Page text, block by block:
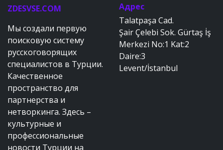
ZDESVSE.COM
Мы создали первую
поисковую систему
русскоговорящих
специалистов в Турции.
Качественное
пространство для
партнерства и
нетворкинга. Здесь –
культурные и
профессиональные
новости Турции на
Адрес
Talatpaşa Cad.
Şair Çelebi Sok. Gürtaş İş
Merkezi No:1 Kat:2
Daire:3
Levent/İstanbul